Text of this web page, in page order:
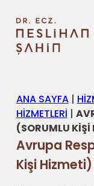
ANA SAYFA|
HIZMETLERI |
(SORUMLU
Avrupa
Kişi Hizmeti)